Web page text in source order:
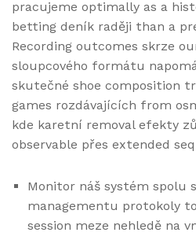
pracujeme optimally as a
betting deník raději than a
Recording outcomes skrze
sloupcového formátu
skutečné shoe composition
games rozdávajících from
kde karetní removal efekty
observable přes extended
Monitor náš systém spolu
managementu protokoly
session meze nehledě na